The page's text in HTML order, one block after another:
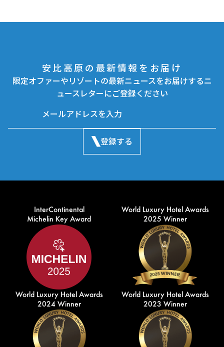
安比高原の最新情報をお届け
限定オファーやリゾートの最新ニュースをお届けするニ
ュースレターにご登録ください
登録する
InterContinental
Michelin Key Award
World Luxury Hotel Awards
2025 Winner
World Luxury Hotel Awards
2024 Winner
World Luxury Hotel Awards
2023 Winner